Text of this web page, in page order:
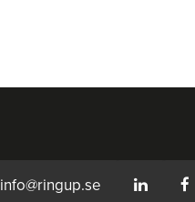
info@ringup.se